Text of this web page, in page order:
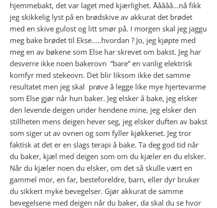
hjemmebakt, det var laget med kjærlighet. Ååååå…nå fikk
jeg skikkelig lyst på en brødskive av akkurat det brødet
med en skive gulost og litt smør på. I morgen skal jeg jaggu
meg bake brødet til Ekse…..hvordan ? Jo, jeg kjøpte med
meg en av bøkene som Else har skrevet om bakst. Jeg har
desverre ikke noen bakerovn “bare” en vanlig elektrisk
komfyr med stekeovn. Det blir liksom ikke det samme
resultatet men jeg skal prøve å legge like mye hjertevarme
som Else gjør når hun baker. Jeg elsker å bake, jeg elsker
den levende deigen under hendene mine, jeg elsker den
stillheten mens deigen hever seg, jeg elsker duften av bakst
som siger ut av ovnen og som fyller kjøkkenet. Jeg tror
faktisk at det er en slags terapi å bake. Ta deg god tid når
du baker, kjæl med deigen som om du kjæler en du elsker.
Når du kjæler noen du elsker, om det så skulle vært en
gammel mor, en far, besteforeldre, barn, eller dyr bruker
du sikkert myke bevegelser. Gjør akkurat de samme
bevegelsene med deigen når du baker, da skal du se hvor